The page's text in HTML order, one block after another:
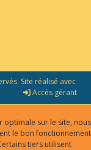
Site réalisé avec
Accès gérant
optimale sur le site, nous
le bon fonctionnement
tiers utilisent